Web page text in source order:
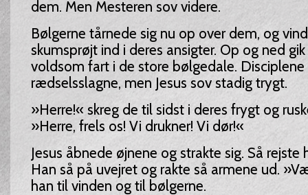
dem. Men Mesteren sov videre.
Bølgerne tårnede sig nu op over dem, og
skumsprøjt ind i deres ansigter. Op og ned
voldsom fart i de store bølgedale. Disciplene
rædselsslagne, men Jesus sov stadig trygt.
»Herre!« skreg de til sidst i deres frygt og
»Herre, frels os! Vi drukner! Vi dør!«
Jesus åbnede øjnene og strakte sig. Så rejste
Han så på uvejret og rakte så armene ud.
han til vinden og til bølgerne.